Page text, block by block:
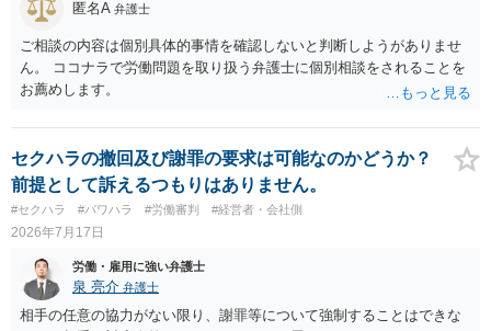
匿名A 弁護士
ご相談の内容は個別具体的事情を確認しないと判断しようがありませ
ん。 ココナラで労働問題を取り扱う弁護士に個別相談をされることを
お薦めします。
セクハラの撤回及び謝罪の要求は可能なのかどうか？
前提として訴えるつもりはありません。
#セクハラ #パワハラ #労働審判 #経営者・会社側
2026年7月17日
労働・雇用に強い弁護士
泉 亮介 弁護士
相手の任意の協力がない限り、謝罪等について強制することはできな